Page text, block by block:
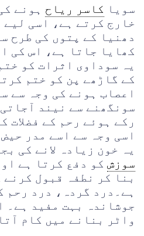
سویا کاسر ریاح ہونے
خارج کرتے ہے، اسی لیے
دھنیا کے پتوں کی طرح
کھایا جاتا ہے، اس کی
یہ سوداوی اثرات کو
کے گاڑھے پن کو ختم
اعصاب ہونے کی وجہ سے
سونگھنے سے نیند
رکے ہوئے رحم کے فضلات
اسی وجہ سے اسے مدر
یہ خون زیادہ لانے کی
سوزش کو دفع کرتا ہے
بنا کر نطفہ قبول
ہے۔درد گردہ، درد رحم
جوشاندہ بہت مفید ہے۔
واٹر بنانے میں کام